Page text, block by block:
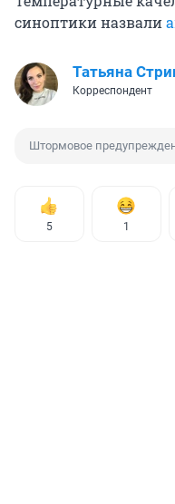
синоптики назвали
Татьяна
Корреспондент
Штормовое
5 1